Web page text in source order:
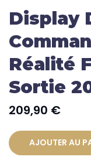
Display
Réalité
Sortie
209,90 €
AJOUTER AU